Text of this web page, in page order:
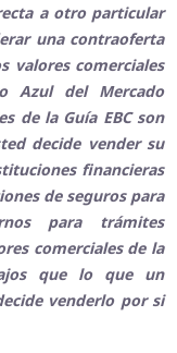
a otro particular
una contraoferta
valores comerciales
Azul del Mercado
de la Guía EBC son
decide vender su
financieras
de seguros para
para trámites
comerciales de la
que lo que un
venderlo por si